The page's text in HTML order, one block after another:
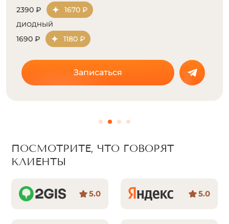
890 ₽ 620 ₽
ДИОДНЫЙ
210 ₽ 140 ₽
Записаться
ПОСМОТРИТЕ, ЧТО ГОВОРЯТ
КЛИЕНТЫ
5.0 5.0